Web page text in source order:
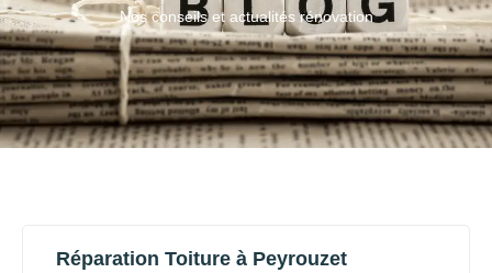
Nos conseils et actualités rénovation
Réparation Toiture à Peyrouzet